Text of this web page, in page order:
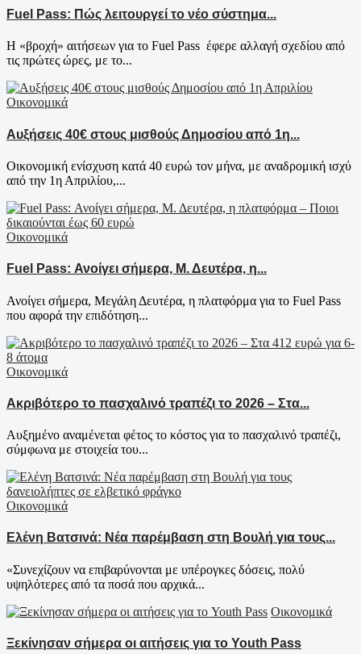
Fuel Pass: Πώς λειτουργεί το νέο σύστημα...
Η «βροχή» αιτήσεων για το Fuel Pass έφερε αλλαγή σχεδίου από
τις πρώτες ώρες, με το...
Οικονομικά
Αυξήσεις 40€ στους μισθούς Δημοσίου από 1η...
Οικονομική ενίσχυση κατά 40 ευρώ τον μήνα, με αναδρομική ισχύ
από την 1η Απριλίου,...
Οικονομικά
Fuel Pass: Ανοίγει σήμερα, Μ. Δευτέρα, η...
Ανοίγει σήμερα, Μεγάλη Δευτέρα, η πλατφόρμα για το Fuel Pass
που αφορά την επιδότηση...
Οικονομικά
Ακριβότερο το πασχαλινό τραπέζι το 2026 – Στα...
Αυξημένο αναμένεται φέτος το κόστος για το πασχαλινό τραπέζι,
σύμφωνα με στοιχεία του...
Οικονομικά
Ελένη Βατσινά: Νέα παρέμβαση στη Βουλή για τους...
«Συνεχίζουν να επιβαρύνονται με υπέρογκες δόσεις, πολύ
υψηλότερες από τα ποσά που αρχικά...
Οικονομικά
Ξεκίνησαν σήμερα οι αιτήσεις για το Youth Pass